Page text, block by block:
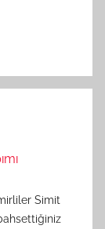
Simit